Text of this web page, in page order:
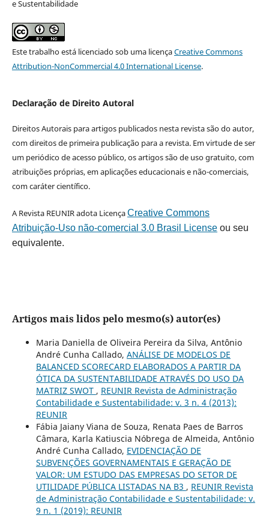
e Sustentabilidade
Este trabalho está licenciado sob uma licençaCreative Commons
Attribution-NonCommercial 4.0 International License.
Declaração de Direito Autoral
Direitos Autorais para artigos publicados nesta revista são do autor,
com direitos de primeira publicação para a revista. Em virtude de ser
um periódico de acesso público, os artigos são de uso gratuito, com
atribuições próprias, em aplicações educacionais e não-comerciais,
com caráter científico.
A Revista REUNIR adota LicençaCreative Commons
Atribuição-Uso não-comercial 3.0 Brasil Licenseou seu
equivalente.
Artigos mais lidos pelo mesmo(s) autor(es)
Maria Daniella de Oliveira Pereira da Silva, Antônio
André Cunha Callado, ANÁLISE DE MODELOS DE
BALANCED SCORECARD ELABORADOS A PARTIR DA
ÓTICA DA SUSTENTABILIDADE ATRAVÉS DO USO DA
MATRIZ SWOT , REUNIR Revista de Administração
Contabilidade e Sustentabilidade: v. 3 n. 4 (2013):
REUNIR
Fábia Jaiany Viana de Souza, Renata Paes de Barros
Câmara, Karla Katiuscia Nóbrega de Almeida, Antônio
André Cunha Callado, EVIDENCIAÇÃO DE
SUBVENÇÕES GOVERNAMENTAIS E GERAÇÃO DE
VALOR: UM ESTUDO DAS EMPRESAS DO SETOR DE
UTILIDADE PÚBLICA LISTADAS NA B3 , REUNIR Revista
de Administração Contabilidade e Sustentabilidade: v.
9 n. 1 (2019): REUNIR